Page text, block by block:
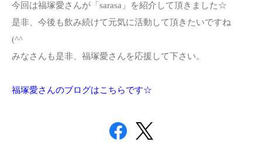
今回は福塚愛さんが「sarasa」を紹介して頂きました☆
是非、今後も飲み続けて元気に活動して頂きたいですね
(^^ゞ
みなさんも是非、福塚愛さんを応援して下さい。
福塚愛さんのブログはこちらです☆